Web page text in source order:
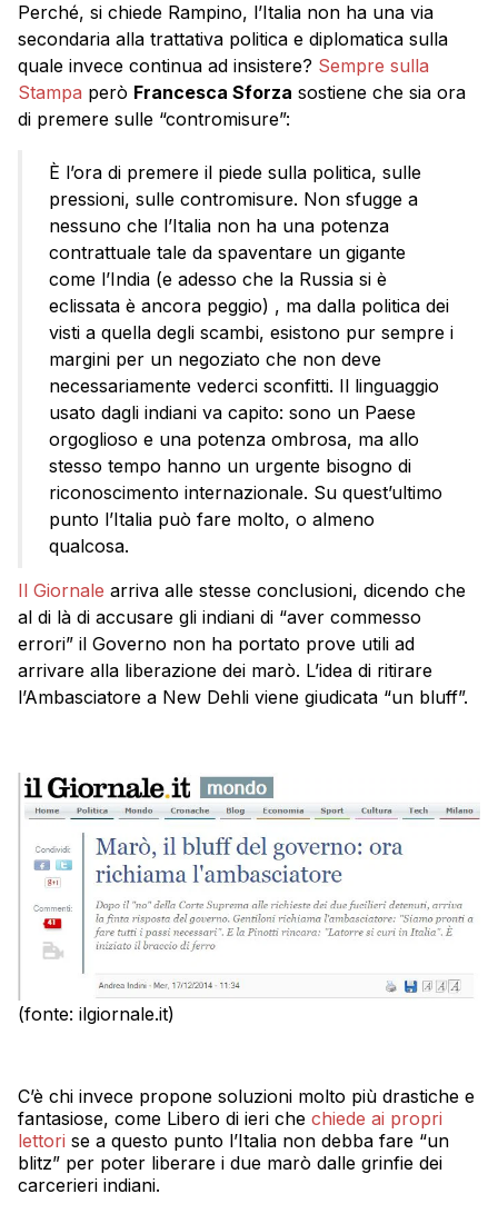
Perché, si chiede Rampino, l’Italia non ha una via
secondaria alla trattativa politica e diplomatica sulla
quale invece continua ad insistere? Sempre sulla
Stampa però Francesca Sforza sostiene che sia ora
di premere sulle “contromisure”:
È l’ora di premere il piede sulla politica, sulle
pressioni, sulle contromisure. Non sfugge a
nessuno che l’Italia non ha una potenza
contrattuale tale da spaventare un gigante
come l’India (e adesso che la Russia si è
eclissata è ancora peggio) , ma dalla politica dei
visti a quella degli scambi, esistono pur sempre i
margini per un negoziato che non deve
necessariamente vederci sconfitti. Il linguaggio
usato dagli indiani va capito: sono un Paese
orgoglioso e una potenza ombrosa, ma allo
stesso tempo hanno un urgente bisogno di
riconoscimento internazionale. Su quest’ultimo
punto l’Italia può fare molto, o almeno
qualcosa.
Il Giornale arriva alle stesse conclusioni, dicendo che
al di là di accusare gli indiani di “aver commesso
errori” il Governo non ha portato prove utili ad
arrivare alla liberazione dei marò. L’idea di ritirare
l’Ambasciatore a New Dehli viene giudicata “un bluff”.
(fonte: ilgiornale.it)
C’è chi invece propone soluzioni molto più drastiche e
fantasiose, come Libero di ieri che chiede ai propri
lettori se a questo punto l’Italia non debba fare “un
blitz” per poter liberare i due marò dalle grinfie dei
carcerieri indiani.